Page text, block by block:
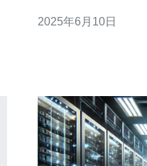
比的网络连接体验。
2025年6月10日